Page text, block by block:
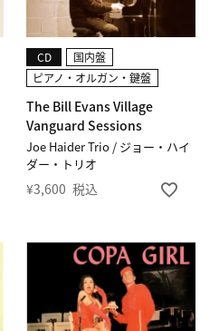
Joe Haider Trio / ジョー・ハイ
ダー・トリオ
The Bill Evans Village
Vanguard Sessions
CD
国内盤
ピアノ・オルガン・鍵盤
¥3,600 税込